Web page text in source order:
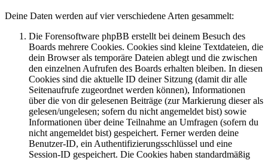
Deine Daten werden auf vier verschiedene Arten gesammelt:
Die Forensoftware phpBB erstellt bei deinem Besuch des
Boards mehrere Cookies. Cookies sind kleine Textdateien, die
dein Browser als temporäre Dateien ablegt und die zwischen
den einzelnen Aufrufen des Boards erhalten bleiben. In diesen
Cookies sind die aktuelle ID deiner Sitzung (damit dir alle
Seitenaufrufe zugeordnet werden können), Informationen
über die von dir gelesenen Beiträge (zur Markierung dieser als
gelesen/ungelesen; sofern du nicht angemeldet bist) sowie
Informationen über deine Teilnahme an Umfragen (sofern du
nicht angemeldet bist) gespeichert. Ferner werden deine
Benutzer-ID, ein Authentifizierungsschlüssel und eine
Session-ID gespeichert. Die Cookies haben standardmäßig